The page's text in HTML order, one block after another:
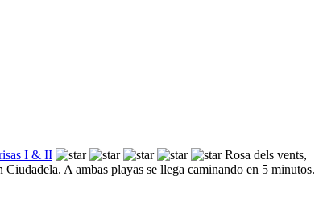
I & II
Rosa dels vents,
A ambas playas se llega caminando en 5 minutos.